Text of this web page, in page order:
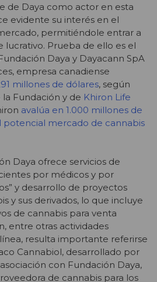
de Daya como actor en esta
evidente su interés en el
permitiéndole entrar a
Prueba de ello es el
Daya y Dayacann SpA
empresa canadiense
millones de dólares, según
la Fundación y de Khiron Life
avalúa en 1.000 millones de
potencial mercado de cannabis
Daya ofrece servicios de
por médicos y por
y desarrollo de proyectos
y sus derivados, lo que incluye
de cannabis para venta
entre otras actividades
resulta importante referirse
Cannabiol, desarrollado por
con Fundación Daya,
de cannabis para los